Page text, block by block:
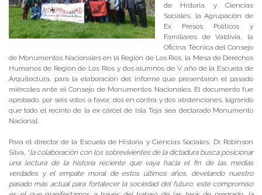
de Historia y Ciencias
Sociales, la Agrupación de
Ex Presos Políticos y
Familiares de Valdivia, la
Oficina Técnica del Consejo
de Monumentos Nacionales en la Región de Los Ríos, la Mesa de Derechos
Humanos de Región de Los Ríos y dos alumnos de V año de la Escuela de
Arquitectura, para la elaboración del informe que presentaron el pasado
miércoles ante el Consejo de Monumentos Nacionales. El documento fue
aprobado, por seis votos a favor, dos en contra y dos abstenciones, logrando
que todo el recinto de la ex cárcel de Isla Teja sea declarado Monumento
Nacional.
Para el director de la Escuela de Historia y Ciencias Sociales, Dr. Robinson
Silva, “la colaboración con los sobrevivientes de la dictadura busca posicionar
una lectura de la historia reciente que vaya hacia el fin de las medias
verdades y el empate moral de estos últimos años, develando nuestro
pasado más actual para fortalecer la sociedad del futuro; este compromiso